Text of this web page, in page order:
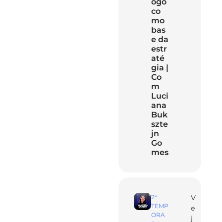
ogo
co
mo
bas
e da
estr
até
gia |
Co
m
Luci
ana
Buk
szte
jn
Go
mes
2º
TEMP
ORA
V
e
j